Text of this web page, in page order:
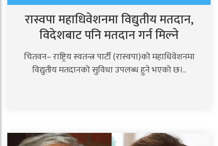
रास्वपा महाधिवेशनमा विद्युतीय मतदान,
विदेशबाट पनि मतदान गर्न मिल्ने
चितवन– राष्ट्रिय स्वतन्त्र पार्टी (रास्वपा)को महाधिवेशनमा
विद्युतीय मतदानको सुविधा उपलब्ध हुने भएको छ।..